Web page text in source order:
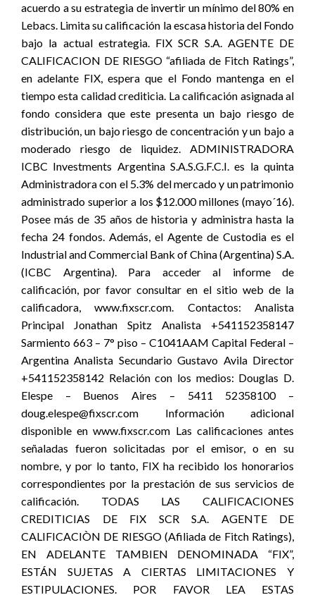
acuerdo a su estrategia de invertir un mínimo del 80% en
Lebacs. Limita su calificación la escasa historia del Fondo
bajo la actual estrategia. FIX SCR S.A. AGENTE DE
CALIFICACION DE RIESGO “afiliada de Fitch Ratings”,
en adelante FIX, espera que el Fondo mantenga en el
tiempo esta calidad crediticia. La calificación asignada al
fondo considera que este presenta un bajo riesgo de
distribución, un bajo riesgo de concentración y un bajo a
moderado riesgo de liquidez. ADMINISTRADORA
ICBC Investments Argentina S.A.S.G.F.C.I. es la quinta
Administradora con el 5.3% del mercado y un patrimonio
administrado superior a los $12.000 millones (mayo´16).
Posee más de 35 años de historia y administra hasta la
fecha 24 fondos. Además, el Agente de Custodia es el
Industrial and Commercial Bank of China (Argentina) S.A.
(ICBC Argentina). Para acceder al informe de
calificación, por favor consultar en el sitio web de la
calificadora, www.fixscr.com. Contactos: Analista
Principal Jonathan Spitz Analista +541152358147
Sarmiento 663 – 7° piso – C1041AAM Capital Federal –
Argentina Analista Secundario Gustavo Avila Director
+541152358142 Relación con los medios: Douglas D.
Elespe – Buenos Aires – 5411 52358100 –
doug.elespe@fixscr.com Información adicional
disponible en www.fixscr.com Las calificaciones antes
señaladas fueron solicitadas por el emisor, o en su
nombre, y por lo tanto, FIX ha recibido los honorarios
correspondientes por la prestación de sus servicios de
calificación. TODAS LAS CALIFICACIONES
CREDITICIAS DE FIX SCR S.A. AGENTE DE
CALIFICACIÒN DE RIESGO (Afiliada de Fitch Ratings),
EN ADELANTE TAMBIEN DENOMINADA “FIX”,
ESTÁN SUJETAS A CIERTAS LIMITACIONES Y
ESTIPULACIONES. POR FAVOR LEA ESTAS